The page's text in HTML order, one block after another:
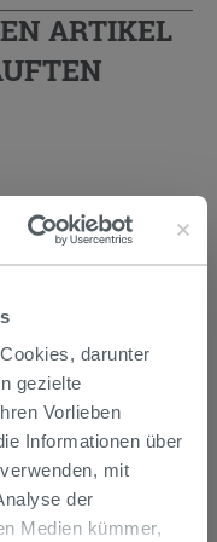
darunter
gezielte
Vorlieben
Informationen über
mit
der
Medien kümmer,
ARTIKEL
kg -